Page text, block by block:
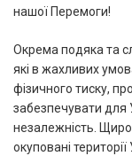
нашої Перемоги!
Окрема подяка та
які в жахливих
фізичного тиску,
забезпечувати для
незалежність.
окуповані